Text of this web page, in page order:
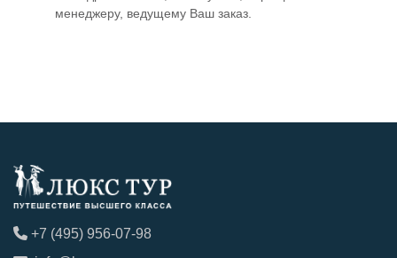
менеджеру, ведущему Ваш заказ.
+7 (495) 956-07-98